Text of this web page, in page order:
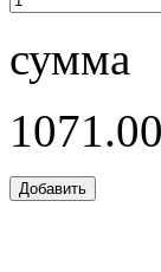
сумма